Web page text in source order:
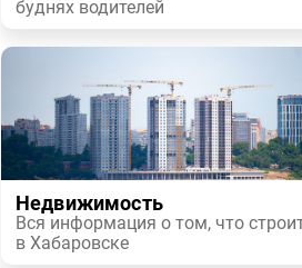
буднях водителей
Недвижимость
Вся информация о том, что
в Хабаровске